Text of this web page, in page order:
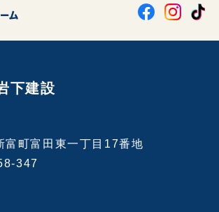
下建設
富町富田東一丁目17番地
347